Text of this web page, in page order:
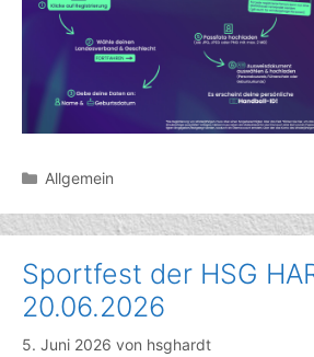
Kategorien
Allgemein
Sportfest der HSG
20.06.2026
5. Juni 2026 von hsghardt